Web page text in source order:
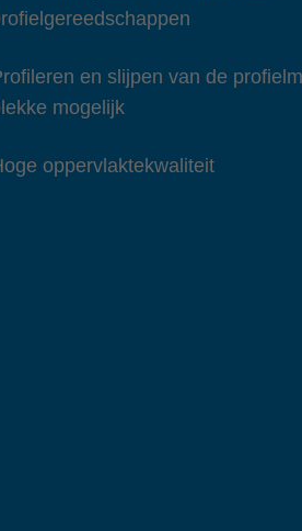
en slijpen van de
mogelijk
oppervlaktekwaliteit